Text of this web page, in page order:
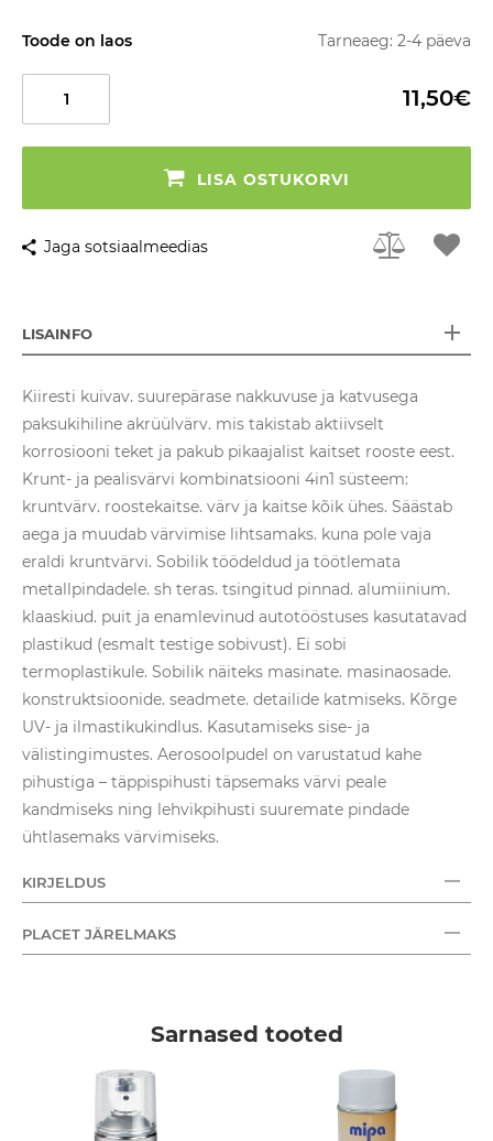
Toode on laos Tarneaeg: 2-4 päeva
11,50€
LISA OSTUKORVI
Jaga sotsiaalmeedias
LISAINFO
Kiiresti kuivav. suurepärase nakkuvuse ja katvusega
paksukihiline akrüülvärv. mis takistab aktiivselt
korrosiooni teket ja pakub pikaajalist kaitset rooste eest.
Krunt- ja pealisvärvi kombinatsiooni 4in1 süsteem:
kruntvärv. roostekaitse. värv ja kaitse kõik ühes. Säästab
aega ja muudab värvimise lihtsamaks. kuna pole vaja
eraldi kruntvärvi. Sobilik töödeldud ja töötlemata
metallpindadele. sh teras. tsingitud pinnad. alumiinium.
klaaskiud. puit ja enamlevinud autotööstuses kasutatavad
plastikud (esmalt testige sobivust). Ei sobi
termoplastikule. Sobilik näiteks masinate. masinaosade.
konstruktsioonide. seadmete. detailide katmiseks. Kõrge
UV- ja ilmastikukindlus. Kasutamiseks sise- ja
välistingimustes. Aerosoolpudel on varustatud kahe
pihustiga – täppispihusti täpsemaks värvi peale
kandmiseks ning lehvikpihusti suuremate pindade
ühtlasemaks värvimiseks.
KIRJELDUS
PLACET JÄRELMAKS
Sarnased tooted